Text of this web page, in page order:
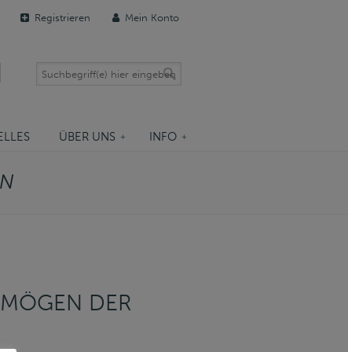
Registrieren Mein Konto
ÜBER UNS INFO
DER